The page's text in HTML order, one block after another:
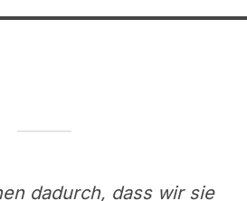
dadurch, dass wir sie